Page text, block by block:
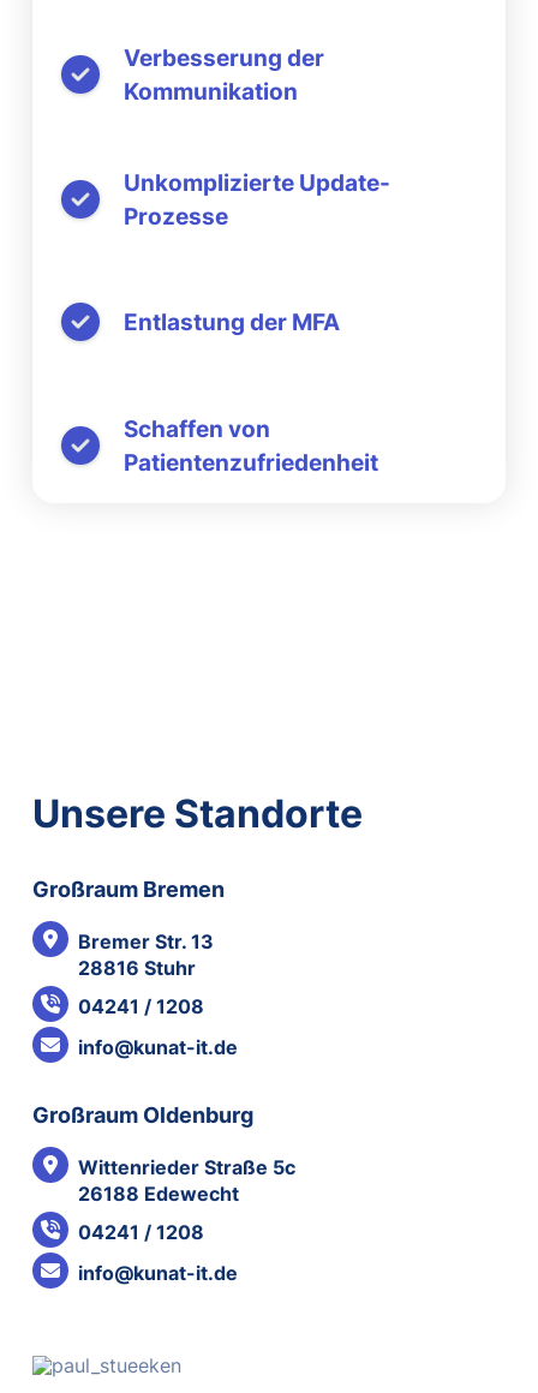
Verbesserung der
Kommunikation
Unkomplizierte Update-
Prozesse
Entlastung der MFA
Schaffen von
Patientenzufriedenheit
Unsere Standorte
Großraum Bremen
Bremer Str. 13
28816 Stuhr
04241 / 1208
info@kunat-it.de
Großraum Oldenburg
Wittenrieder Straße 5c
26188 Edewecht
04241 / 1208
info@kunat-it.de